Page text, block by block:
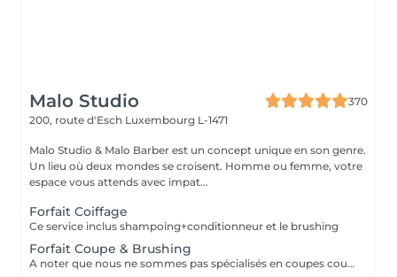
Malo Studio
370
200, route d'Esch Luxembourg L-1471
Malo Studio & Malo Barber est un concept unique en son genre.
Un lieu où deux mondes se croisent. Homme ou femme, votre
espace vous attends avec impat...
Forfait Coiffage
Ce service inclus shampoing+conditionneur et le brushing
Forfait Coupe & Brushing
A noter que nous ne sommes pas spécialisés en coupes courtes.